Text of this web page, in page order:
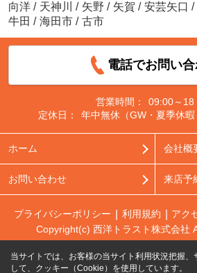
向洋 / 天神川 / 矢野 / 矢賀 / 安芸矢口 /
牛田 / 海田市 / 古市
電話でお問い
営業時間：
09:00～18
定休日：
年中無休（GW・夏季休暇
ホーム 会社概
お問い合わせ 来店予
プライバシーポリシー 利用規約 アク
Copyright(c) 西洋トラスト株式会社
当サイトでは、お客様の当サイト利用状況把握、
して、クッキー（Cookie）を使用しています。